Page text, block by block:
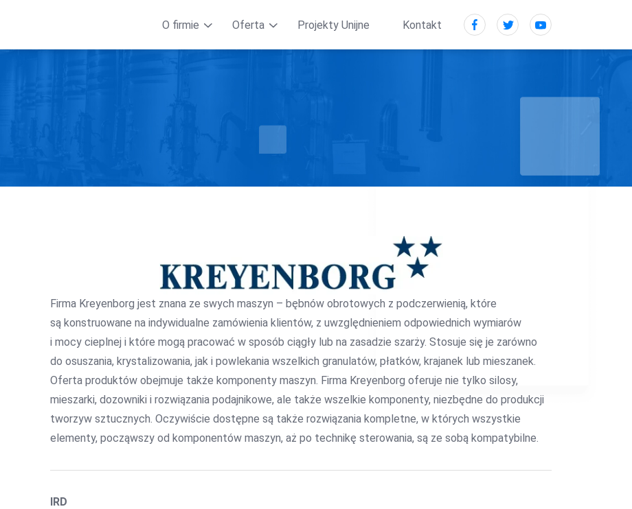
O firmie Oferta Projekty Unijne Kontakt
Firma Kreyenborg jest znana ze swych maszyn – bębnów obrotowych z podczerwienią, które
są konstruowane na indywidualne zamówienia klientów, z uwzględnieniem odpowiednich wymiarów
i mocy cieplnej i które mogą pracować w sposób ciągły lub na zasadzie szarży. Stosuje się je zarówno
do osuszania, krystalizowania, jak i powlekania wszelkich granulatów, płatków, krajanek lub mieszanek.
Oferta produktów obejmuje także komponenty maszyn. Firma Kreyenborg oferuje nie tylko silosy,
mieszarki, dozowniki i rozwiązania podajnikowe, ale także wszelkie komponenty, niezbędne do produkcji
tworzyw sztucznych. Oczywiście dostępne są także rozwiązania kompletne, w których wszystkie
elementy, począwszy od komponentów maszyn, aż po technikę sterowania, są ze sobą kompatybilne.
IRD